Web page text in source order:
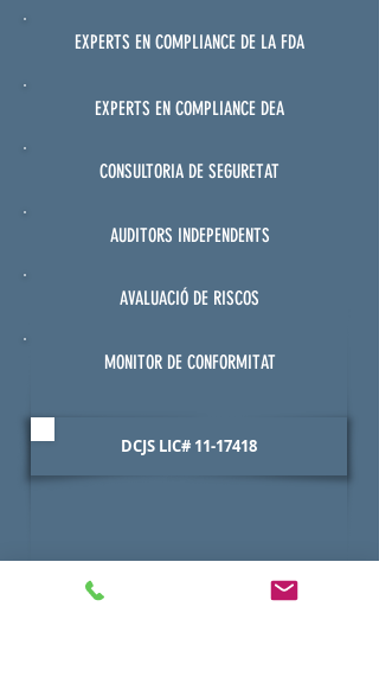
EXPERTS EN COMPLIANCE DE LA FDA
EXPERTS EN COMPLIANCE DEA
CONSULTORIA DE SEGURETAT
AUDITORS INDEPENDENTS
AVALUACIÓ DE RISCOS
MONITOR DE CONFORMITAT
DCJS LIC# 11-17418